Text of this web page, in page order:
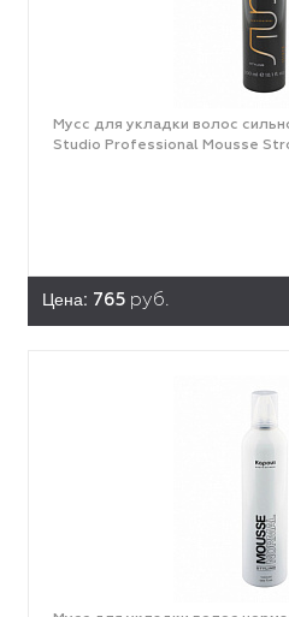
Мусс для укладки волос
Studio Professional Mousse
Цена: 765 руб.